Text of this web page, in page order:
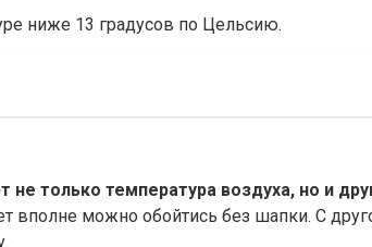
ниже 13 градусов по Цельсию.
не только температура воздуха, но и
можно обойтись без шапки. С